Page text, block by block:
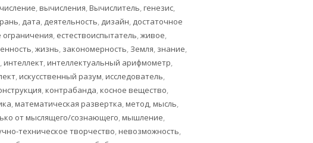
,вычисления,Вычислитель,генезис,
, дата, деятельность, дизайн, достаточное
ограничения, естествоиспытатель,живое,
,жизнь, закономерность, Земля, знание,
,интеллект,интеллектуальный арифмометр,
,искусственный разум,исследователь,
,контрабанда,косное вещество,
,математическая развертка,метод,мысль,
от мыслящего/сознающего,мышление,
техническое творчество,невозможность,